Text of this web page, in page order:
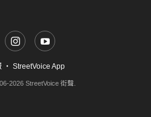
・ StreetVoice App
2026 StreetVoice 街聲.